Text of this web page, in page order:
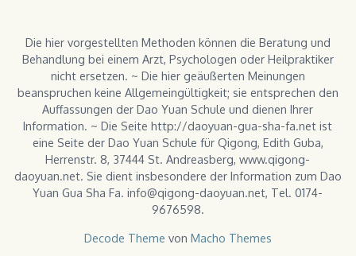
Die hier vorgestellten Methoden können die Beratung und
Behandlung bei einem Arzt, Psychologen oder Heilpraktiker
nicht ersetzen. ~ Die hier geäußerten Meinungen
beanspruchen keine Allgemeingültigkeit; sie entsprechen den
Auffassungen der Dao Yuan Schule und dienen Ihrer
Information. ~ Die Seite http://daoyuan-gua-sha-fa.net ist
eine Seite der Dao Yuan Schule für Qigong, Edith Guba,
Herrenstr. 8, 37444 St. Andreasberg, www.qigong-
daoyuan.net. Sie dient insbesondere der Information zum Dao
Yuan Gua Sha Fa. info@qigong-daoyuan.net, Tel. 0174-
9676598.
Decode Theme von Macho Themes